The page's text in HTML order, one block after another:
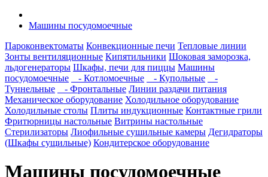
Машины посудомоечные
Пароконвектоматы Конвекционные печи Тепловые линии
Зонты вентиляционные Кипятильники Шоковая заморозка,
льдогенераторы Шкафы, печи для пиццы Машины
посудомоечные
- Котломоечные - Купольные
-
Туннельные
- Фронтальные Линии раздачи питания
Механическое оборудование Холодильное оборудование
Холодильные столы Плиты индукционные Контактные грили
Фритюрницы настольные Витрины настольные
Стерилизаторы Лиофильные сушильные камеры Дегидраторы
(Шкафы сущильные) Кондитерское оборудование
Машины посудомоечные